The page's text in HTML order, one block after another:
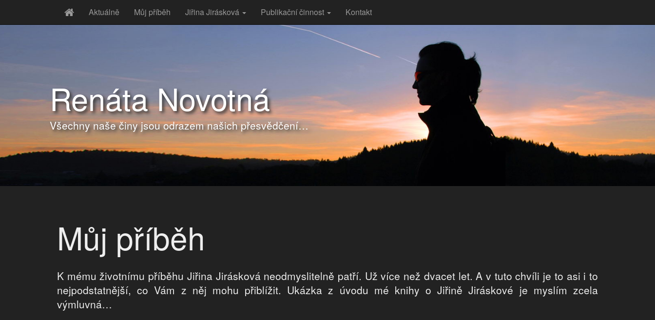
Aktuálně Můj příběh Jiřina Jirásková Publikační činnost Kontakt
Renáta Novotná
Všechny naše činy jsou odrazem našich přesvědčení…
Můj příběh
K mému životnímu příběhu Jiřina Jirásková neodmyslitelně patří. Už více než dvacet let. A v tuto chvíli je to asi i to
nejpodstatnější, co Vám z něj mohu přiblížit. Ukázka z úvodu mé knihy o Jiřině Jiráskové je myslím zcela
výmluvná…